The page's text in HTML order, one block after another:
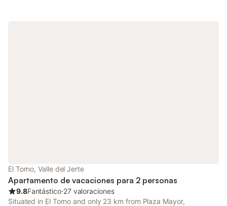
El Torno, Valle del Jerte
Apartamento de vacaciones para 2 personas
9.8Fantástico⋅27 valoraciones
Situated in El Torno and only 23 km from Plaza Mayor,